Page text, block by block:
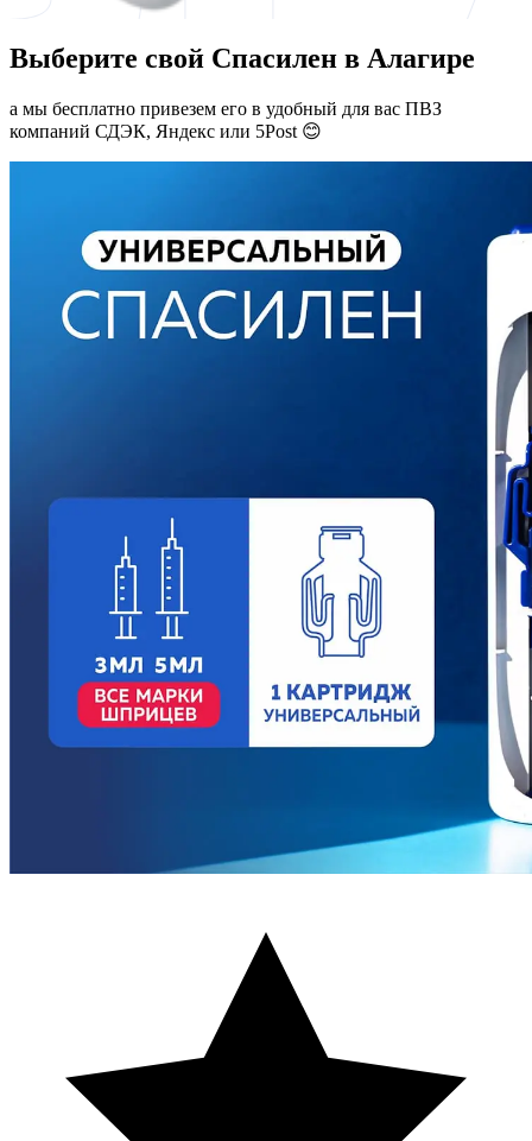
Выберите свой Спасилен в Алагире
а мы бесплатно привезем его в удобный для вас ПВЗ
компаний СДЭК, Яндекс или 5Post 😊